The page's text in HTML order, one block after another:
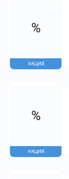
%
АКЦИЯ
%
АКЦИЯ